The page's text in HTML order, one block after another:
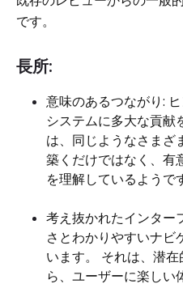
です。
長所:
意味のあるつながり:
システムに多大な貢献
は、同じようなさまざ
築くだけではなく、有
を理解しているようで
考え抜かれたインター
さとわかりやすいナビ
います。 それは、潜
ら、ユーザーに楽しい